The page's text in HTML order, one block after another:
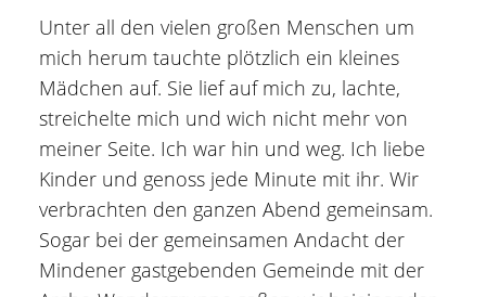
Unter all den vielen großen Menschen um
mich herum tauchte plötzlich ein kleines
Mädchen auf. Sie lief auf mich zu, lachte,
streichelte mich und wich nicht mehr von
meiner Seite. Ich war hin und weg. Ich liebe
Kinder und genoss jede Minute mit ihr. Wir
verbrachten den ganzen Abend gemeinsam.
Sogar bei der gemeinsamen Andacht der
Mindener gastgebenden Gemeinde mit der